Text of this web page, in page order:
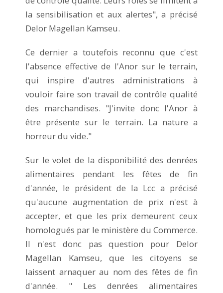
la sensibilisation et aux alertes", a précisé
Delor Magellan Kamseu.
Ce dernier a toutefois reconnu que c'est
l'absence effective de l'Anor sur le terrain,
qui inspire d'autres administrations à
vouloir faire son travail de contrôle qualité
des marchandises. "J'invite donc l'Anor à
être présente sur le terrain. La nature a
horreur du vide."
Sur le volet de la disponibilité des denrées
alimentaires pendant les fêtes de fin
d'année, le président de la Lcc a précisé
qu'aucune augmentation de prix n'est à
accepter, et que les prix demeurent ceux
homologués par le ministère du Commerce.
Il n'est donc pas question pour Delor
Magellan Kamseu, que les citoyens se
laissent arnaquer au nom des fêtes de fin
d'année. " Les denrées alimentaires